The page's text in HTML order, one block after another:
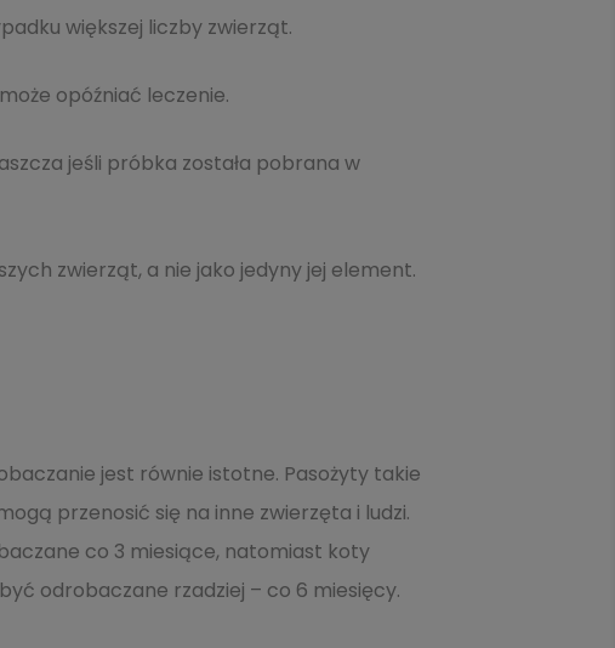
większej liczby zwierząt.
opóźniać leczenie.
jeśli próbka została pobrana w
zwierząt, a nie jako jedyny jej element.
jest równie istotne. Pasożyty takie
przenosić się na inne zwierzęta i ludzi.
co 3 miesiące, natomiast koty
odrobaczane rzadziej – co 6 miesięcy.